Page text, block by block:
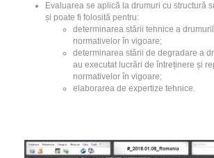
Evaluarea se aplică la drumuri cu structură
și poate fi folosită pentru:
determinarea stării tehnice a
normativelor în vigoare;
determinarea stării de degradare a
au executat lucrări de întreținere și
normativelor în vigoare;
elaborarea de expertize tehnice.